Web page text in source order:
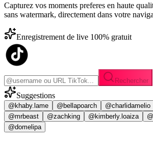
Capturez vos moments preferes en haute
sans watermark, directement dans votre
Enregistrement de live 100% gratuit
Rechercher
Suggestions
@khaby.lame @bellapoarch @charlidamelio
@mrbeast
@zachking @kimberly.loaiza
@domelipa